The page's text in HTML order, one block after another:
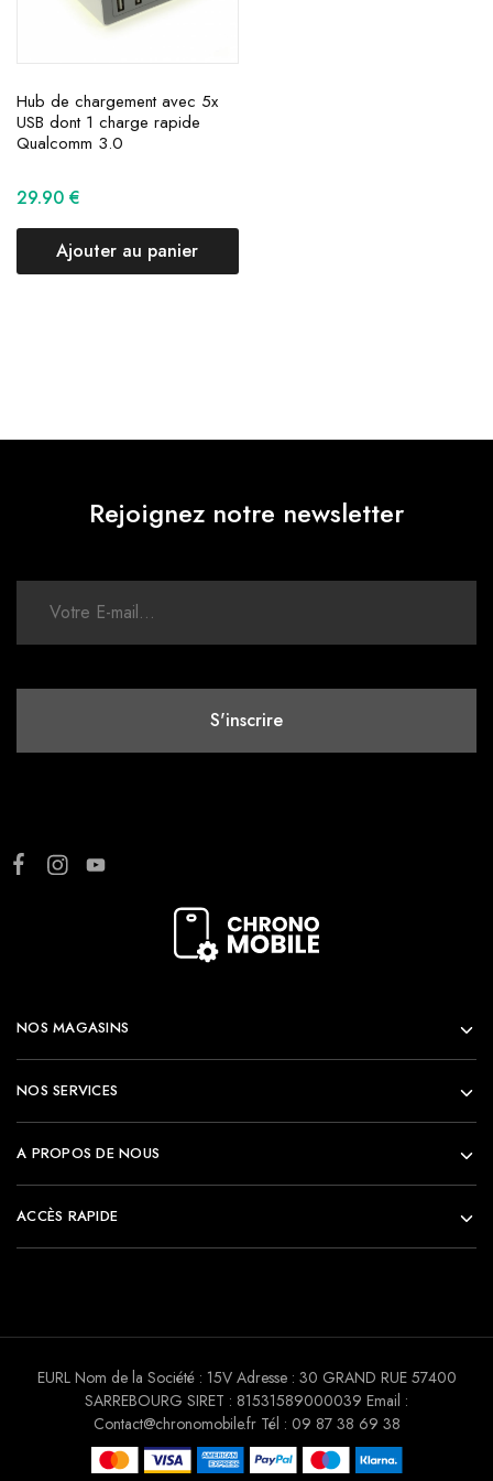
Hub de chargement avec 5x
USB dont 1 charge rapide
Qualcomm 3.0
29.90 €
Ajouter au panier
Rejoignez notre newsletter
NOS MAGASINS
NOS SERVICES
A PROPOS DE NOUS
ACCÈS RAPIDE
EURL Nom de la Société : 15V Adresse : 30 GRAND RUE 57400
SARREBOURG SIRET : 81531589000039 Email :
Contact@chronomobile.fr Tél : 09 87 38 69 38